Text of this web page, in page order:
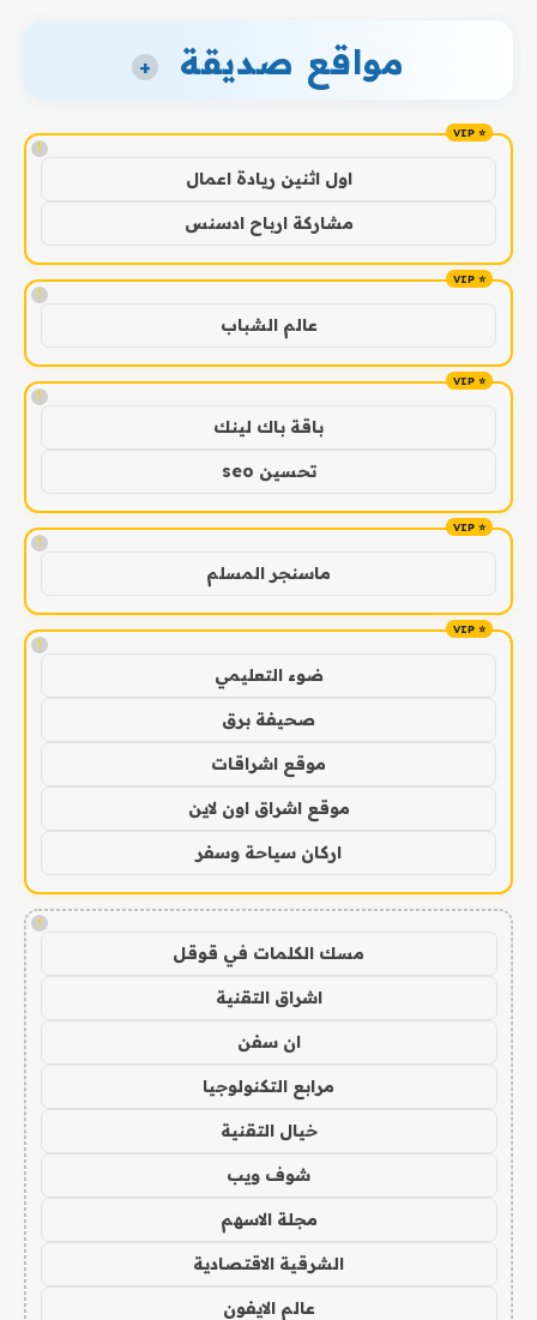
مواقع صديقة +
!
اول اثنين ريادة اعمال
مشاركة ارباح ادسنس
!
عالم الشباب
!
باقة باك لينك
تحسين seo
!
ماسنجر المسلم
!
ضوء التعليمي
صحيفة برق
موقع اشراقات
موقع اشراق اون لاين
اركان سياحة وسفر
!
مسك الكلمات في قوقل
اشراق التقنية
ان سفن
مرابع التكنولوجيا
خيال التقنية
شوف ويب
مجلة الاسهم
الشرقية الاقتصادية
عالم الايفون